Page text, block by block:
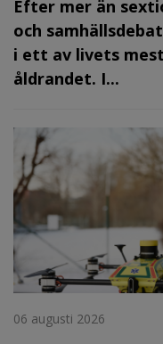
Efter mer än
och
i ett av livets
åldrandet. I...
06 augusti 2026